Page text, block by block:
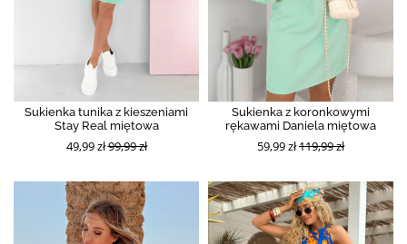
Sukienka tunika z kieszeniami
Stay Real miętowa
49,99 zł99,99 zł
Sukienka z koronkowymi
rękawami Daniela miętowa
59,99 zł119,99 zł